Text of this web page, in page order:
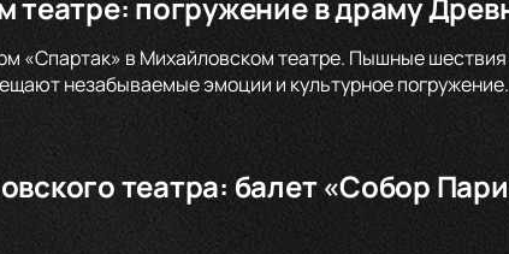
«Спартак» в Михайловском театре. Пышные шествия
незабываемые эмоции и культурное погружение.
театра: балет «Собор